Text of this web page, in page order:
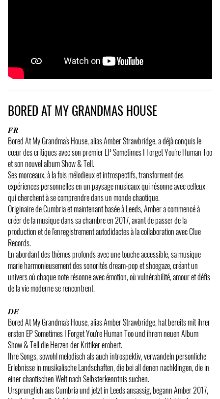
BORED AT MY GRANDMAS HOUSE
𝑭𝑹
Bored At My Grandma's House, alias Amber Strawbridge, a déjà conquis le
cœur des critiques avec son premier EP Sometimes I Forget You're Human Too
et son nouvel album Show & Tell.
Ses morceaux, à la fois mélodieux et introspectifs, transforment des
expériences personnelles en un paysage musicaux qui résonne avec celleux
qui cherchent à se comprendre dans un monde chaotique.
Originaire de Cumbria et maintenant basée à Leeds, Amber a commencé à
créer de la musique dans sa chambre en 2017, avant de passer de la
production et de l'enregistrement autodidactes à la collaboration avec Clue
Records.
En abordant des thèmes profonds avec une touche accessible, sa musique
marie harmonieusement des sonorités dream-pop et shoegaze, créant un
univers où chaque note résonne avec émotion, où vulnérabilité, amour et défis
de la vie moderne se rencontrent.
𝑫𝑬
Bored At My Grandma's House, alias Amber Strawbridge, hat bereits mit ihrer
ersten EP Sometimes I Forget You're Human Too und ihrem neuen Album
Show & Tell die Herzen der Kritiker erobert.
Ihre Songs, sowohl melodisch als auch introspektiv, verwandeln persönliche
Erlebnisse in musikalische Landschaften, die bei all denen nachklingen, die in
einer chaotischen Welt nach Selbsterkenntnis suchen.
Ursprünglich aus Cumbria und jetzt in Leeds ansässig, begann Amber 2017,